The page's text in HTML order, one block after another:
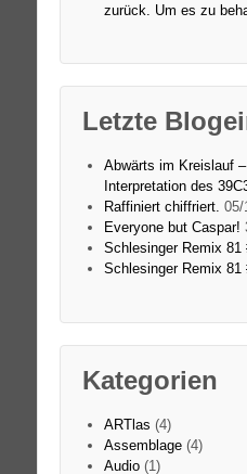
zurück. Um es zu
Letzte
Abwärts im Kreislauf
Interpretation des
Raffiniert chiffriert. 05/
Everyone but Caspar!
Schlesinger Remix 81
Schlesinger Remix 81
Kategorien
ARTlas (4)
Assemblage(4)
Audio(1)